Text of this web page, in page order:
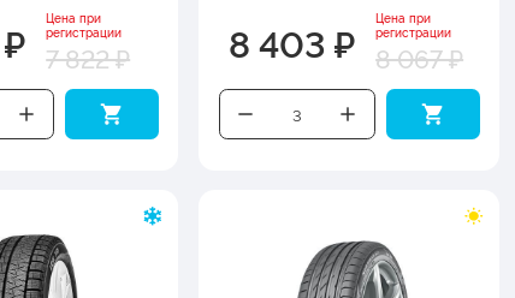
Цена при
регистрации
7 822 ₽ 8 403 ₽
Цена при
регистрации
8 067 ₽